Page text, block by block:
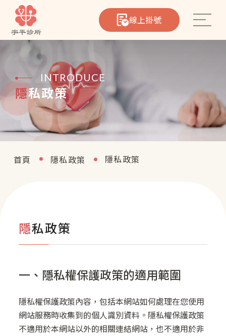
線上掛號
心臟筆記
院所介紹
醫療團隊
INTRODUCE
隱私政策
首頁 隱私政策 隱私政策
隱私政策
一、隱私權保護政策的適用範圍
隱私權保護政策內容，包括本網站如何處理在您使用
網站服務時收集到的個人識別資料。隱私權保護政策
不適用於本網站以外的相關連結網站，也不適用於非